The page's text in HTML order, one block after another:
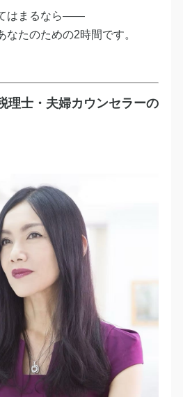
はまるなら——
なたのための2時間です。
理士・夫婦カウンセラーの